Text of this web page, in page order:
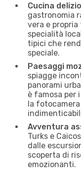
Cucina
gastronomia
vera e
specialità
tipici che
speciale.
Paesaggi
spiagge
panorami
è famosa per
la
Avventura
Turks e
dalle
scoperta di
emozionanti.